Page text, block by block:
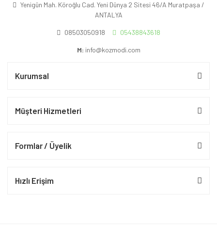
Yenigün Mah. Köroğlu Cad. Yeni Dünya 2 Sitesi 46/A Muratpaşa /
ANTALYA
08503050918 05438843618
M: info@kozmodi.com
Kurumsal
Müşteri Hizmetleri
Formlar / Üyelik
Hızlı Erişim